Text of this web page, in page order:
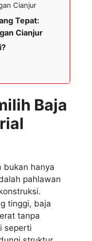
Cianjur
Tepat:
Cianjur
Baja
bukan hanya
pahlawan
tinggi, baja
tanpa
seperti